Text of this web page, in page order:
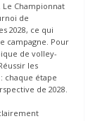
Championnat
de
2028, ce qui
campagne. Pour
de volley-
les
chaque étape
de 2028.